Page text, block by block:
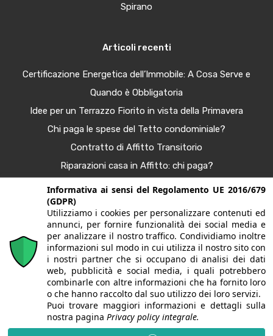
Spirano
Articoli recenti
Certificazione Energetica dell’Immobile: A Cosa Serve e
Quando è Obbligatoria
Idee per un Terrazzo Fiorito in vista della Primavera
Chi paga le spese del Tetto condominiale?
Contratto di Affitto Transitorio
Riparazioni casa in Affitto: chi paga?
Procura Immobiliare – Guida completa
Tendenze Arredo e Nuance per la Casa Autunno 2025
Bonus Casa al 50%: Agevolazioni in Scadenza
© 2020. Tutti i diritti riservati. G&G case | Largo fratelli
Sporchia, 3 - 24057 Martinengo (BG) | P.Iva/CF
03628150165 | Iscritta alla CCIAA di Bergamo REA BG-
gagliardiclaudio@sec.it | Alcune immagini del
Informativa ai sensi del Regolamento UE 2016/679
(GDPR)
Utilizziamo i cookies per personalizzare contenuti ed
annunci, per fornire funzionalità dei social media e
per analizzare il nostro traffico. Condividiamo inoltre
informazioni sul modo in cui utilizza il nostro sito con
i nostri partner che si occupano di analisi dei dati
web, pubblicità e social media, i quali potrebbero
combinarle con altre informazioni che ha fornito loro
o che hanno raccolto dal suo utilizzo dei loro servizi.
Puoi trovare maggiori informazioni e dettagli sulla
nostra pagina Privacy policy integrale.